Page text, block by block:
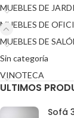
MUEBLES DE
MUEBLES DE
MUEBLES DE
Sin categoría
VINOTECA
ULTIMOS
Sofá